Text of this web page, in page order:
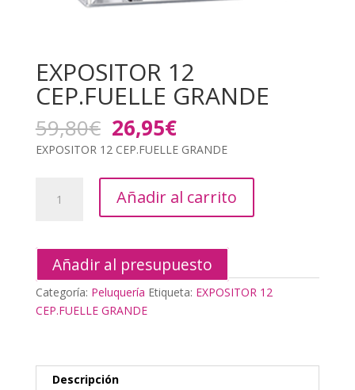
EXPOSITOR 12
CEP.FUELLE GRANDE
59,80€ El
precio
original
era:
59,80€.
26,95€El
precio
actual
es:
26,95€.
EXPOSITOR 12 CEP.FUELLE GRANDE
cantidad
Añadir al carrito
Añadir al presupuesto
Categoría: Peluquería Etiqueta: EXPOSITOR 12
CEP.FUELLE GRANDE
Descripción